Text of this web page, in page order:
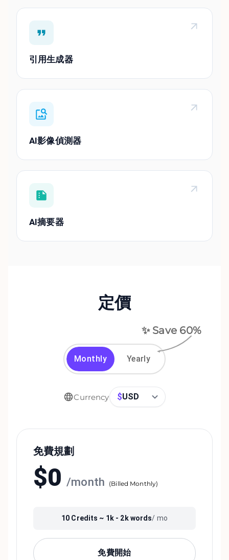
引用生成器
AI影像偵測器
AI摘要器
定價
✨ Save 60%
Monthly Yearly
Currency $USD
免費規劃
$0 /month (Billed Monthly)
10 Credits ~ 1k - 2kwords/ mo
免費開始